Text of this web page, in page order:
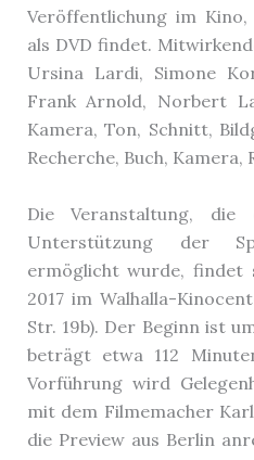
Veröffentlichung im
als DVD findet.
Ursina Lardi, Simone
Frank Arnold, Norbert
Kamera, Ton, Schnitt,
Recherche, Buch, Kamera,
Die Veranstaltung,
Unterstützung der
ermöglicht wurde, findet
2017 im Walhalla-
Str. 19b). Der Beginn ist
beträgt etwa 112
Vorführung wird
mit dem Filmemacher
die Preview aus Berlin